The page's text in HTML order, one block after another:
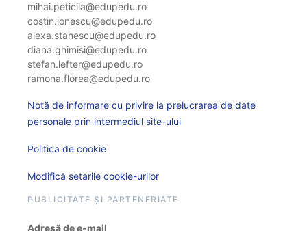
mihai.peticila@edupedu.ro
costin.ionescu@edupedu.ro
alexa.stanescu@edupedu.ro
diana.ghimisi@edupedu.ro
stefan.lefter@edupedu.ro
ramona.florea@edupedu.ro
Notă de informare cu privire la prelucrarea de date
personale prin intermediul site-ului
Politica de cookie
Modifică setarile cookie-urilor
PUBLICITATE ȘI PARTENERIATE
Adresă de e-mail